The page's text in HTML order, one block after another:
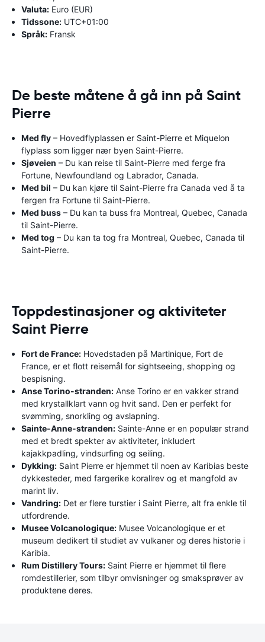
Valuta: Euro (EUR)
Tidssone: UTC+01:00
Språk: Fransk
De beste måtene å gå inn på Saint
Pierre
Med fly – Hovedflyplassen er Saint-Pierre et Miquelon
flyplass som ligger nær byen Saint-Pierre.
Sjøveien – Du kan reise til Saint-Pierre med ferge fra
Fortune, Newfoundland og Labrador, Canada.
Med bil – Du kan kjøre til Saint-Pierre fra Canada ved å ta
fergen fra Fortune til Saint-Pierre.
Med buss – Du kan ta buss fra Montreal, Quebec, Canada
til Saint-Pierre.
Med tog – Du kan ta tog fra Montreal, Quebec, Canada til
Saint-Pierre.
Toppdestinasjoner og aktiviteter
Saint Pierre
Fort de France: Hovedstaden på Martinique, Fort de
France, er et flott reisemål for sightseeing, shopping og
bespisning.
Anse Torino-stranden: Anse Torino er en vakker strand
med krystallklart vann og hvit sand. Den er perfekt for
svømming, snorkling og avslapning.
Sainte-Anne-stranden: Sainte-Anne er en populær strand
med et bredt spekter av aktiviteter, inkludert
kajakkpadling, vindsurfing og seiling.
Dykking: Saint Pierre er hjemmet til noen av Karibias beste
dykkesteder, med fargerike korallrev og et mangfold av
marint liv.
Vandring: Det er flere turstier i Saint Pierre, alt fra enkle til
utfordrende.
Musee Volcanologique: Musee Volcanologique er et
museum dedikert til studiet av vulkaner og deres historie i
Karibia.
Rum Distillery Tours: Saint Pierre er hjemmet til flere
romdestillerier, som tilbyr omvisninger og smaksprøver av
produktene deres.